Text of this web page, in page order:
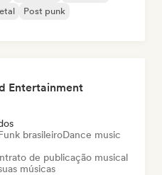
Post punk
Entertainment
brasileiroDance music
de publicação musical
músicas